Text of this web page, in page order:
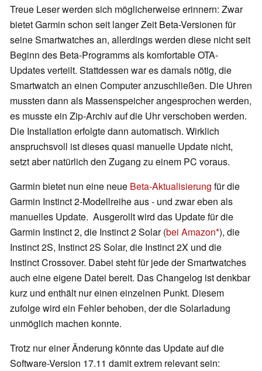
Treue Leser werden sich möglicherweise erinnern: Zwar
bietet Garmin schon seit langer Zeit Beta-Versionen für
seine Smartwatches an, allerdings werden diese nicht seit
Beginn des Beta-Programms als komfortable OTA-
Updates verteilt. Stattdessen war es damals nötig, die
Smartwatch an einen Computer anzuschließen. Die Uhren
mussten dann als Massenspeicher angesprochen werden,
es musste ein Zip-Archiv auf die Uhr verschoben werden.
Die Installation erfolgte dann automatisch. Wirklich
anspruchsvoll ist dieses quasi manuelle Update nicht,
setzt aber natürlich den Zugang zu einem PC voraus.
Garmin bietet nun eine neue Beta-Aktualisierung für die
Garmin Instinct 2-Modellreihe aus - und zwar eben als
manuelles Update. Ausgerollt wird das Update für die
Garmin Instinct 2, die Instinct 2 Solar (bei Amazon ), die
Instinct 2S, Instinct 2S Solar, die Instinct 2X und die
Instinct Crossover. Dabei steht für jede der Smartwatches
auch eine eigene Datei bereit. Das Changelog ist denkbar
kurz und enthält nur einen einzelnen Punkt. Diesem
zufolge wird ein Fehler behoben, der die Solarladung
unmöglich machen konnte.
Trotz nur einer Änderung könnte das Update auf die
Software-Version 17.11 damit extrem relevant sein: